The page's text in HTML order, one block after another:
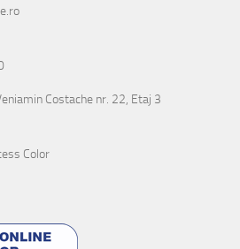
Costache nr. 22, Etaj 3
Color